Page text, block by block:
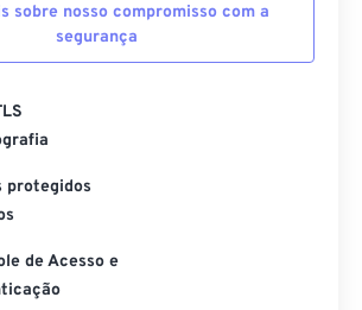
sobre nosso compromisso com a
segurança
protegidos
de Acesso e